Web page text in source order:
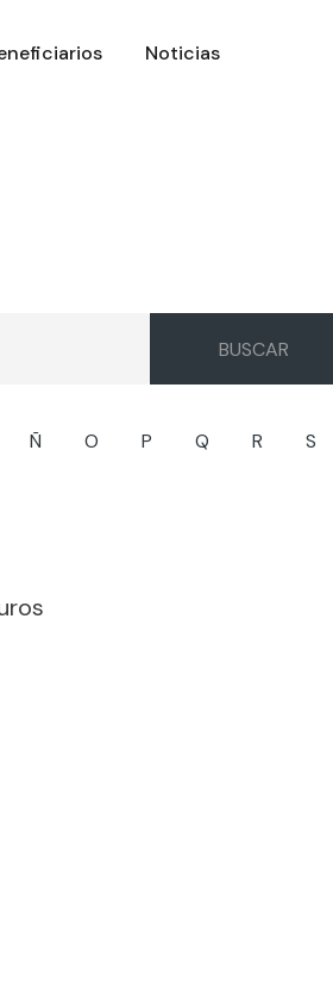
Noticias
Ñ O P Q R S